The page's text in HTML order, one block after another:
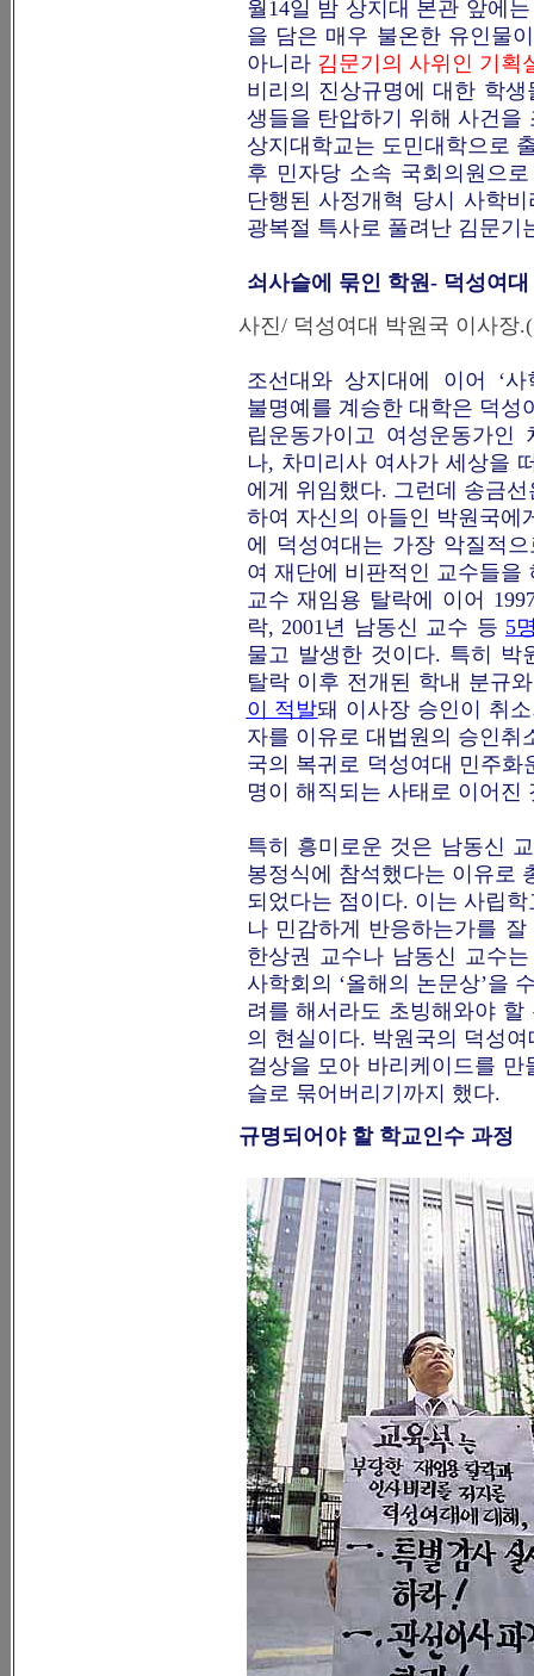
월14일 밤 상지대 본관 앞에는
을 담은 매우 불온한 유인물
아니라 김문기의 사위인 기획
비리의 진상규명에 대한 학
생들을 탄압하기 위해 사건
상지대학교는 도민대학으로
후 민자당 소속 국회의원으
단행된 사정개혁 당시 사학
광복절 특사로 풀려난 김문기
쇠사슬에 묶인 학원- 덕성여대
사진/ 덕성여대 박원국 이사장
조선대와 상지대에 이어 ‘사
불명예를 계승한 대학은 덕성
립운동가이고 여성운동가인
나, 차미리사 여사가 세상을
에게 위임했다. 그런데 송금
하여 자신의 아들인 박원국에
에 덕성여대는 가장 악질적
여 재단에 비판적인 교수들을
교수 재임용 탈락에 이어
락, 2001년 남동신 교수 등 5
물고 발생한 것이다. 특히 박
탈락 이후 전개된 학내 분규
이 적발돼 이사장 승인이 취
자를 이유로 대법원의 승인
국의 복귀로 덕성여대 민주
명이 해직되는 사태로 이어진
특히 흥미로운 것은 남동신
봉정식에 참석했다는 이유로
되었다는 점이다. 이는 사립
나 민감하게 반응하는가를
한상권 교수나 남동신 교수
사학회의 ‘올해의 논문상’을
려를 해서라도 초빙해와야
의 현실이다. 박원국의 덕성
걸상을 모아 바리케이드를
슬로 묶어버리기까지 했다.
규명되어야 할 학교인수 과정